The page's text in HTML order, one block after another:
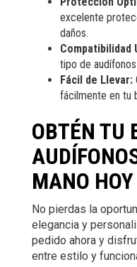
excelente
daños.
Compatibilidad
tipo de
Fácil de Llevar:
fácilmente en tu
OBTÉN TU
MANO
No pierdas la
elegancia y
pedido ahora y
entre estilo y